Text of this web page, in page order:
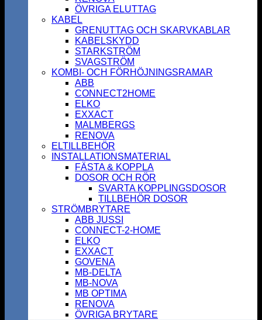
ÖVRIGA ELUTTAG
KABEL
GRENUTTAG OCH SKARVKABLAR
KABELSKYDD
STARKSTRÖM
SVAGSTRÖM
KOMBI- OCH FÖRHÖJNINGSRAMAR
ABB
CONNECT2HOME
ELKO
EXXACT
MALMBERGS
RENOVA
ELTILLBEHÖR
INSTALLATIONSMATERIAL
FÄSTA & KOPPLA
DOSOR OCH RÖR
SVARTA KOPPLINGSDOSOR
TILLBEHÖR DOSOR
STRÖMBRYTARE
ABB JUSSI
CONNECT-2-HOME
ELKO
EXXACT
GOVENA
MB-DELTA
MB-NOVA
MB OPTIMA
RENOVA
ÖVRIGA BRYTARE